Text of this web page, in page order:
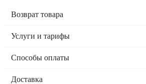
Возврат товара
Услуги и тарифы
Способы оплаты
Доставка